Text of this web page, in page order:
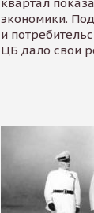
экономики.
и
ЦБ дало свои